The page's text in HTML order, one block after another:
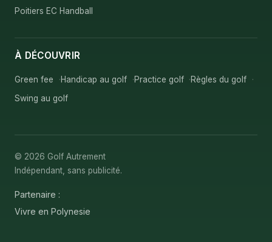
Poitiers EC Handball
À DÉCOUVRIR
Green fee Handicap au golf Practice golf
Règles du golf
Swing au golf
© 2026 Golf Autrement
Indépendant, sans publicité.
Partenaire :
Vivre en Polynesie